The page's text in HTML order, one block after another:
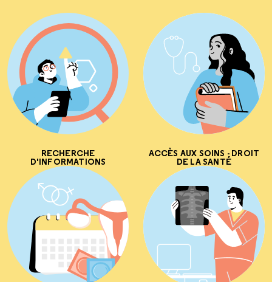
RECHERCHE
D'INFORMATIONS
ACCÈS AUX SOINS - DROIT
DE LA SANTÉ